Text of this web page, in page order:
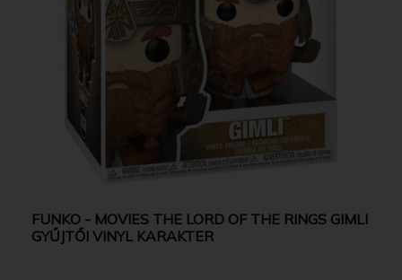
FUNKO - MOVIES THE LORD OF THE RINGS GIMLI
GYŰJTŐI VINYL KARAKTER